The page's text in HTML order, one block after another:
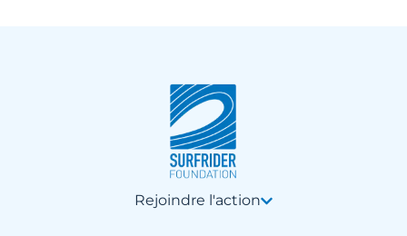
Rejoindre l'action